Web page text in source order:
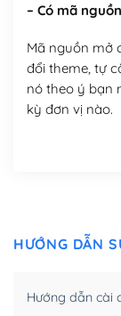
– Có mã
Mã nguồn mở
đổi theme, tự
nó theo ý bạn
kỳ đơn vị nào.
Việc của bạn
Có thể tùy
– Thân thiện
WordPress
HƯỚNG DẪN
Hướng dẫn cài